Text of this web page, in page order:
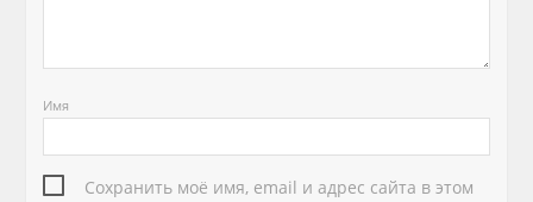
Имя
Сохранить моё имя, email и адрес сайта в этом